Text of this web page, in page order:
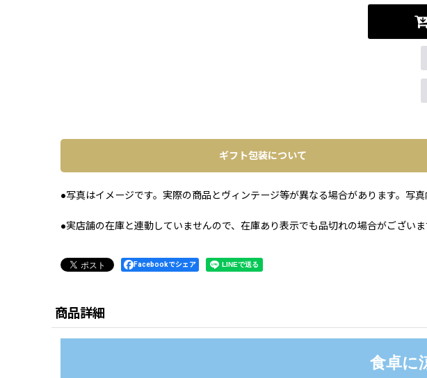
ギフト包装について
●写真はイメージです。実際の商品とヴィンテージ等が異なる場合があります。写
●実店舗の在庫と連動していませんので、在庫あり表示でも品切れの場合がござい
Facebookでシェア
商品詳細
食卓に